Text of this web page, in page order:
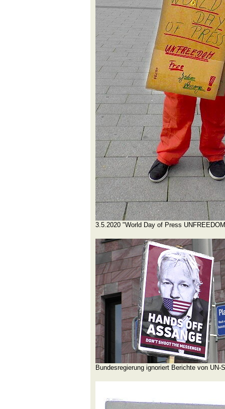
3.5.2020 "World Day of Press
Bundesregierung ignoriert Berichte von UN-